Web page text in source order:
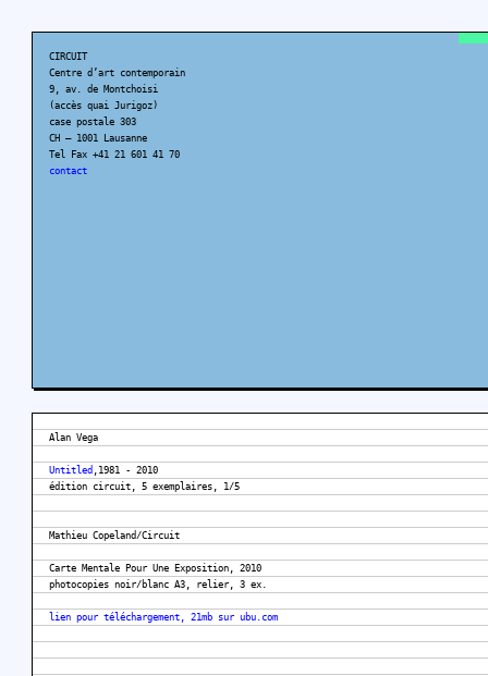
CIRCUIT
Centre d’art contemporain
9, av. de Montchoisi
(accès quai Jurigoz)
case postale 303
CH – 1001 Lausanne
Tel Fax +41 21 601 41 70
contact
Alan Vega
Untitled ,1981 - 2010
édition circuit, 5 exemplaires, 1/5
Mathieu Copeland/Circuit
Carte Mentale Pour Une Exposition, 2010
photocopies noir/blanc A3, relier, 3 ex.
lien pour téléchargement, 21mb sur ubu.com